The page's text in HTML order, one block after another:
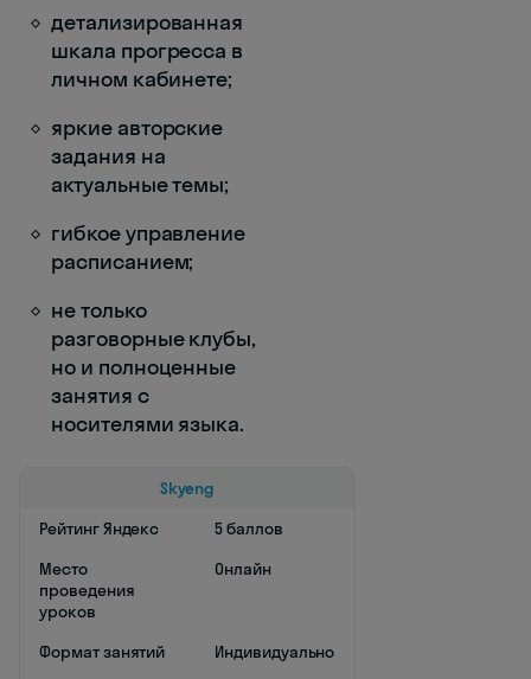
детализированная
шкала прогресса в
личном кабинете;
яркие авторские
задания на
актуальные темы;
гибкое управление
расписанием;
не только
разговорные клубы,
но и полноценные
занятия с
носителями языка.
Skyeng
Рейтинг Яндекс
5 баллов
Место
проведения
уроков
Онлайн
Формат занятий
Индивидуально